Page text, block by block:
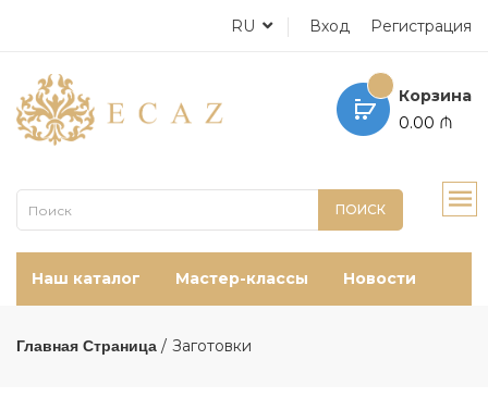
RU Вход Регистрация
Корзина
0.00 ₼
ПОИСК
Наш каталог Мастер-классы Новости
Главная Страница Заготовки